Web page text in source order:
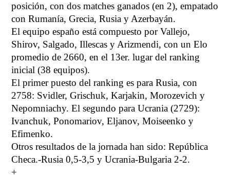
posición, con dos matches ganados (en 2), empatado
con Rumanía, Grecia, Rusia y Azerbayán.
El equipo españo está compuesto por Vallejo,
Shirov, Salgado, Illescas y Arizmendi, con un Elo
promedio de 2660, en el 13er. lugar del ranking
inicial (38 equipos).
El primer puesto del ranking es para Rusia, con
2758: Svidler, Grischuk, Karjakin, Morozevich y
Nepomniachy. El segundo para Ucrania (2729):
Ivanchuk, Ponomariov, Eljanov, Moiseenko y
Efimenko.
Otros resultados de la jornada han sido: República
Checa.-Rusia 0,5-3,5 y Ucrania-Bulgaria 2-2.
+